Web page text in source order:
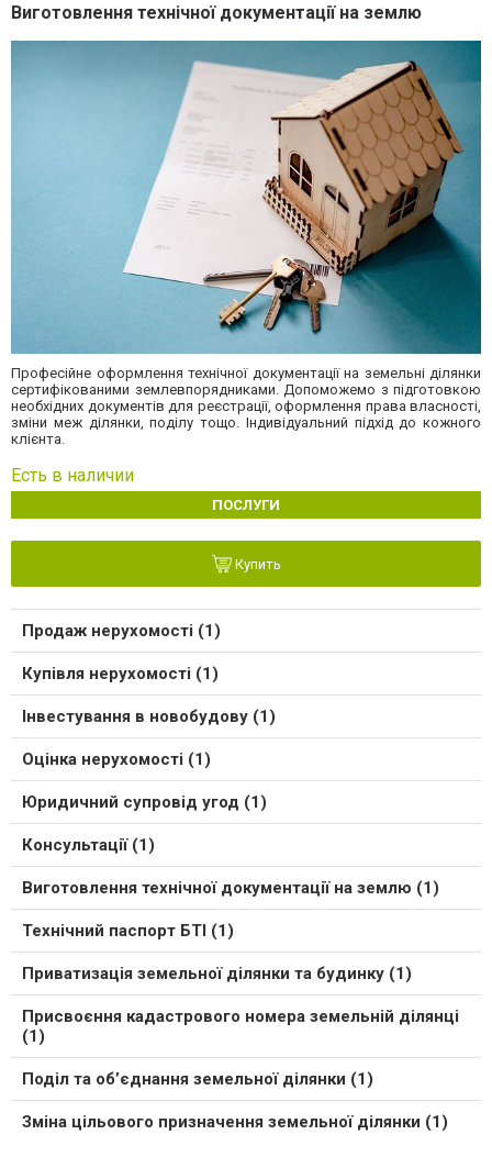
Виготовлення технічної документації на землю
Професійне оформлення технічної документації на земельні ділянки
сертифікованими землевпорядниками. Допоможемо з підготовкою
необхідних документів для реєстрації, оформлення права власності,
зміни меж ділянки, поділу тощо. Індивідуальний підхід до кожного
клієнта.
Есть в наличии
ПОСЛУГИ
Купить
Продаж нерухомості (1)
Купівля нерухомості (1)
Інвестування в новобудову (1)
Оцінка нерухомості (1)
Юридичний супровід угод (1)
Консультації (1)
Виготовлення технічної документації на землю (1)
Технічний паспорт БТІ (1)
Приватизація земельної ділянки та будинку (1)
Присвоєння кадастрового номера земельній ділянці
(1)
Поділ та об’єднання земельної ділянки (1)
Зміна цільового призначення земельної ділянки (1)